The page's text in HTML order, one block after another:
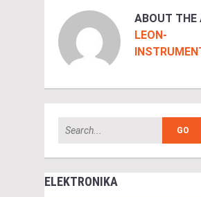
ABOUT THE
LEON-
ELEKTRONIKA